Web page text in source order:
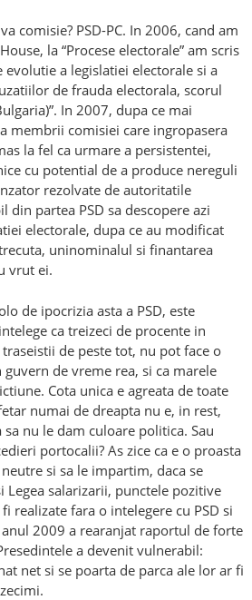
comisie? PSD-PC. In 2006, cand am
la “Procese electorale” am scris
evolutie a legislatiei electorale si a
de frauda electorala, scorul
In 2007, dupa ce mai
membrii comisiei care ingropasera
la fel ca urmare a persistentei,
cu potential de a produce nereguli
rezolvate de autoritatile
din partea PSD sa descopere azi
electorale, dupa ce au modificat
uninominalul si finantarea
vrut ei.
de ipocrizia asta a PSD, este
ca treizeci de procente in
de peste tot, nu pot face o
de vreme rea, si ca marele
Cota unica e agreata de toate
numai de dreapta nu e, in rest,
nu le dam culoare politica. Sau
portocalii? As zice ca e o proasta
si sa le impartim, daca se
Legea salarizarii, punctele pozitive
realizate fara o intelegere cu PSD si
anul 2009 a rearanjat raportul de forte
a devenit vulnerabil:
net si se poarta de parca ale lor ar fi